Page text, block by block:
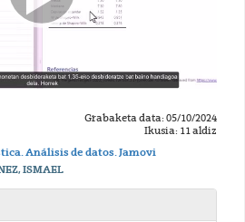
Grabaketa data: 05/10/2024
Ikusia: 11 aldiz
Análisis de datos. Jamovi
ISMAEL